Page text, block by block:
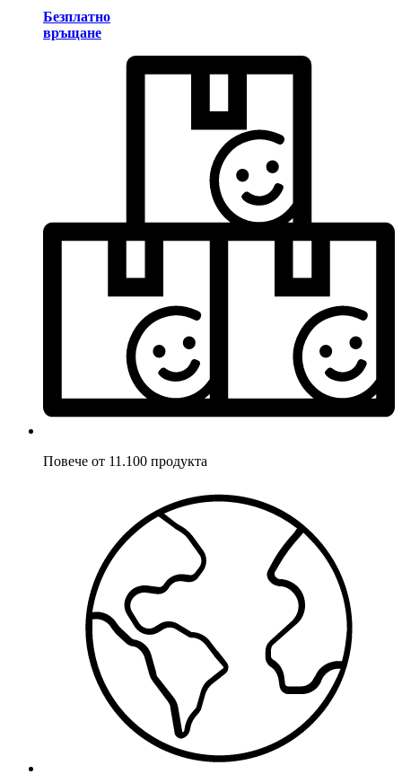
Безплатно
връщане
Повече от 11.100 продукта